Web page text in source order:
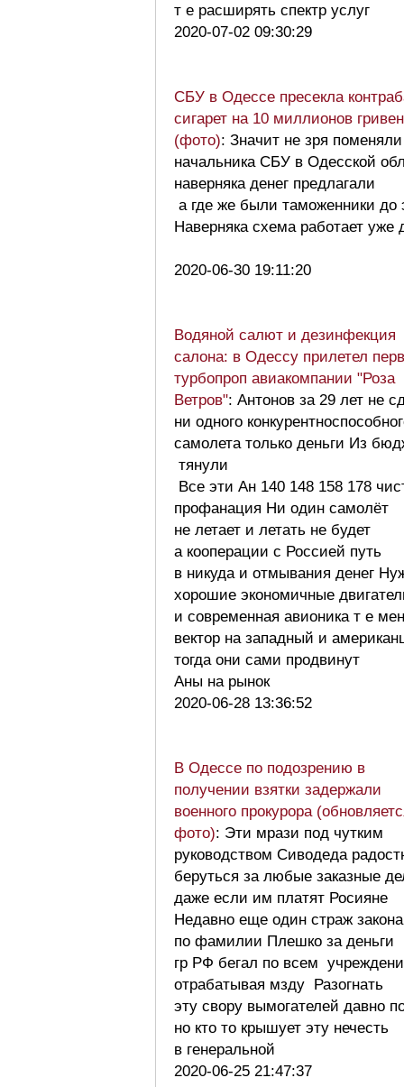
т е расширять спектр услуг
2020-07-02 09:30:29
СБУ в Одессе пресекла
сигарет на 10 миллионов гривен
(фото): Значит не зря поменяли
начальника СБУ в Одесской
наверняка денег предлагали
а где же были таможенники до
Наверняка схема работает уже
2020-06-30 19:11:20
Водяной салют и дезинфекция
салона: в Одессу прилетел
турбопроп авиакомпании "Роза
Ветров": Антонов за 29 лет не
ни одного
самолета только деньги Из
тянули
Все эти Ан 140 148 158 178
профанация Ни один самолёт
не летает и летать не будет
а кооперации с Россией путь
в никуда и отмывания денег
хорошие экономичные
и современная авионика т е
вектор на западный и
тогда они сами продвинут
Аны на рынок
2020-06-28 13:36:52
В Одессе по подозрению в
получении взятки задержали
военного прокурора
фото): Эти мрази под чутким
руководством Сиводеда
беруться за любые заказные
даже если им платят Росияне
Недавно еще один страж закона
по фамилии Плешко за деньги
гр РФ бегал по всем
отрабатывая мзду Разогнать
эту свору вымогателей давно
но кто то крышует эту нечесть
в генеральной
2020-06-25 21:47:37